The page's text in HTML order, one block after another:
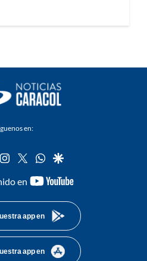
en:
instagram
twitterwhatsapp
google
en
youtube-
app en
app en